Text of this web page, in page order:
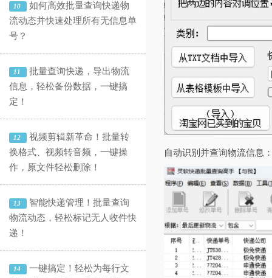
10
如何高效批量查询快递物
流动态并快速处理所有无信息单
号？
11
批量查询快递，导出物流
信息，轻松备份数据，一键搞
定！
12
视频剪辑新革命！批量转
换格式、视频转音频，一键操
作，原文件轻松删除！
13
智能快递管理！批量查询
物流动态，轻松标记无人收件快
递！
14
一键搞定！轻松为每行文
自动识别并查询物流信息‌